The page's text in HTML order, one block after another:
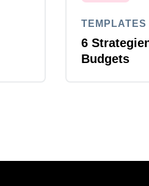
6
Budgets